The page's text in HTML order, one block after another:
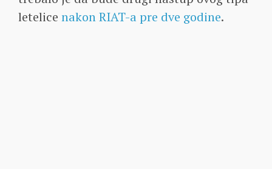
letelice nakon RIAT-a pre dve godine.